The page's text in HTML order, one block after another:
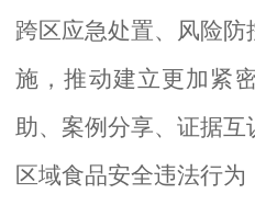
跨区应急处置、风险
施，推动建立更加紧
助、案例分享、证据
区域食品安全违法行